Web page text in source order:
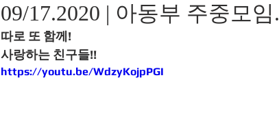
09/17.2020 | 아동부 주중모임.
따로 또 함께!
사랑하는 친구들!!
https://youtu.be/WdzyKojpPGI